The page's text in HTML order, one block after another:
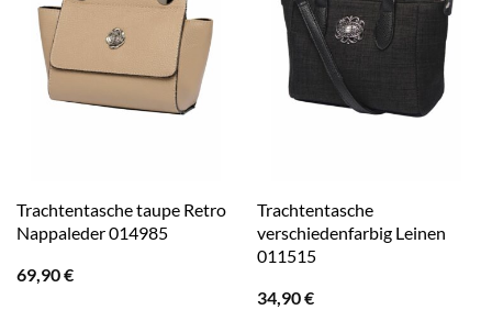
Trachtentasche taupe Retro
Nappaleder 014985
69,90€
Trachtentasche
verschiedenfarbig Leinen
011515
34,90€